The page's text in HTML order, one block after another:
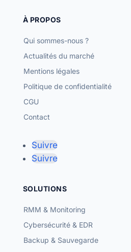
À PROPOS
Qui sommes-nous ?
Actualités du marché
Mentions légales
Politique de confidentialité
CGU
Contact
Suivre
Suivre
SOLUTIONS
RMM & Monitoring
Cybersécurité & EDR
Backup & Sauvegarde